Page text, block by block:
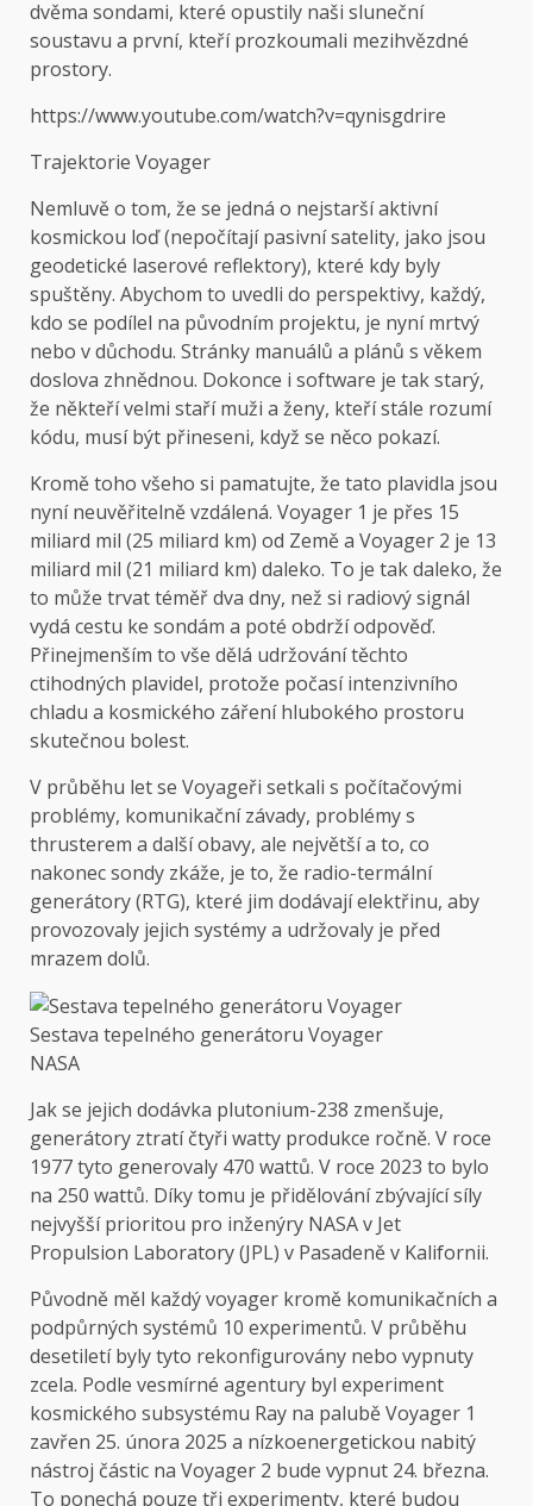
dvěma sondami, které opustily naši sluneční
soustavu a první, kteří prozkoumali mezihvězdné
prostory.
https://www.youtube.com/watch?v=qynisgdrire
Trajektorie Voyager
Nemluvě o tom, že se jedná o nejstarší aktivní
kosmickou loď (nepočítají pasivní satelity, jako jsou
geodetické laserové reflektory), které kdy byly
spuštěny. Abychom to uvedli do perspektivy, každý,
kdo se podílel na původním projektu, je nyní mrtvý
nebo v důchodu. Stránky manuálů a plánů s věkem
doslova zhnědnou. Dokonce i software je tak starý,
že někteří velmi staří muži a ženy, kteří stále rozumí
kódu, musí být přineseni, když se něco pokazí.
Kromě toho všeho si pamatujte, že tato plavidla jsou
nyní neuvěřitelně vzdálená. Voyager 1 je přes 15
miliard mil (25 miliard km) od Země a Voyager 2 je 13
miliard mil (21 miliard km) daleko. To je tak daleko, že
to může trvat téměř dva dny, než si radiový signál
vydá cestu ke sondám a poté obdrží odpověď.
Přinejmenším to vše dělá udržování těchto
ctihodných plavidel, protože počasí intenzivního
chladu a kosmického záření hlubokého prostoru
skutečnou bolest.
V průběhu let se Voyageři setkali s počítačovými
problémy, komunikační závady, problémy s
thrusterem a další obavy, ale největší a to, co
nakonec sondy zkáže, je to, že radio-termální
generátory (RTG), které jim dodávají elektřinu, aby
provozovaly jejich systémy a udržovaly je před
mrazem dolů.
Sestava tepelného generátoru Voyager
NASA
Jak se jejich dodávka plutonium-238 zmenšuje,
generátory ztratí čtyři watty produkce ročně. V roce
1977 tyto generovaly 470 wattů. V roce 2023 to bylo
na 250 wattů. Díky tomu je přidělování zbývající síly
nejvyšší prioritou pro inženýry NASA v Jet
Propulsion Laboratory (JPL) v Pasadeně v Kalifornii.
Původně měl každý voyager kromě komunikačních a
podpůrných systémů 10 experimentů. V průběhu
desetiletí byly tyto rekonfigurovány nebo vypnuty
zcela. Podle vesmírné agentury byl experiment
kosmického subsystému Ray na palubě Voyager 1
zavřen 25. února 2025 a nízkoenergetickou nabitý
nástroj částic na Voyager 2 bude vypnut 24. března.
To ponechá pouze tři experimenty, které budou